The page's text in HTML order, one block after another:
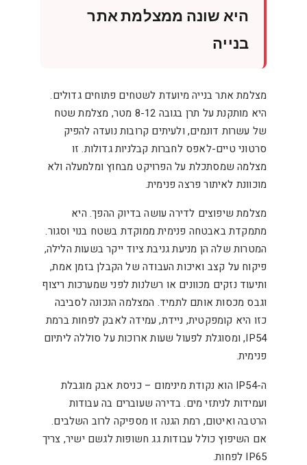
היא שונה ממצלמת אתר
בנייה
מצלמת אתר בנייה מיועדת לשטחים פתוחים גדולים.
היא מותקנת על תרן בגובה 8-12 מטר, מצלמת שטח
של עשרות דונמים, ולעיתים קרובות נועדה להפיק
סרטוני טיים-לאפס לחברות קבלניות גדולות. זו
מצלמה שמסתכלת על הפרויקט מבחוץ ומלמעלה ולא
מוכוונת לאיתור פרצה פנימית.
מצלמת שיפוצים לדירה עושה בדיוק ההפך. היא
מתמקדת באבטחה פנימית ממוקדת בשטח בנוי וסגור.
המטרות שלה הן מניעת גניבת ציוד ייקר בשעות הלילה,
פיקוח על קצב ואיכות העבודה של הקבלן בזמן אמת,
ותיעוד נזקים מכוונים או רשלנות לפני שמערכות ריצוף
וגבס מכסות אותם לתמיד. המצלמה הנכונה לסביבה
כזו היא קומפקטית, ניידת, עמידה לאבק לפחות ברמת
IP54, ומסוגלת לפעול שעות ארוכות על סוללה ליתיום
פנימית.
ה-IP54 הוא נקודת מינימום – כניסת אבק מוגבלת
ועמידות לניתזי מים. בדירה שעוברים בה עבודות
הרטבה ואיטום, רמת הגנה זו מספיקה לרוב השלבים.
אם השיפוץ כולל עבודות גג חשופות לגשם ישיר, צריך
IP65 לפחות.